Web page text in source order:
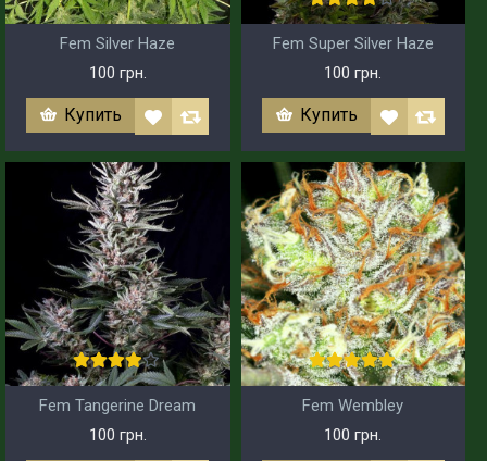
Fem Silver Haze
100 грн.
Купить
Fem Super Silver Haze
100 грн.
Купить
Fem Tangerine Dream
100 грн.
Fem Wembley
100 грн.